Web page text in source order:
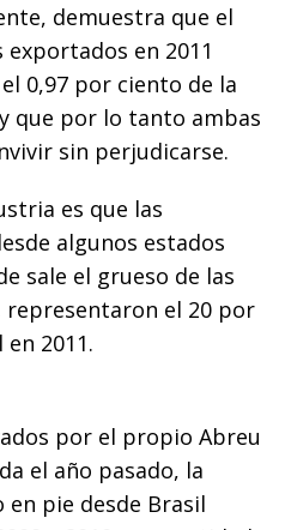
demuestra que el
en 2011
0,97 por ciento de la
que por lo tanto ambas
sin perjudicarse.
es que las
algunos estados
sale el grueso de las
representaron el 20 por
2011.
por el propio Abreu
el año pasado, la
pie desde Brasil